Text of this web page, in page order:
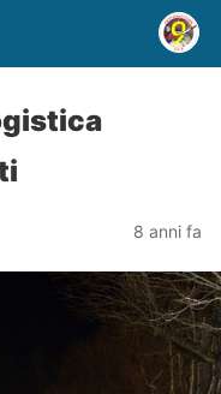
8 anni fa